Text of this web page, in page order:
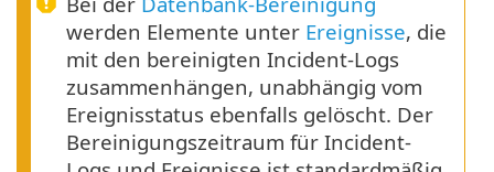
werden Elemente unter Ereignisse, die
mit den bereinigten Incident-Logs
zusammenhängen, unabhängig vom
Ereignisstatus ebenfalls gelöscht. Der
Bereinigungszeitraum für Incident-